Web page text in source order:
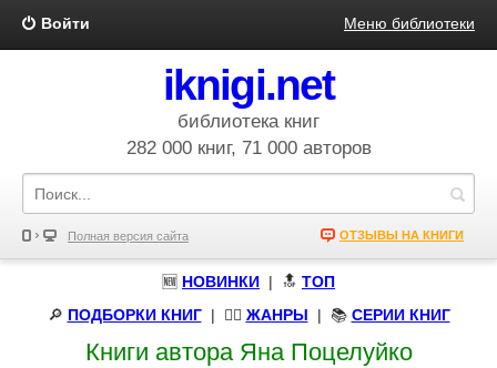
Войти Меню библиотеки
iknigi.net
библиотека книг
282 000 книг, 71 000 авторов
Полная версия сайта ОТЗЫВЫ НА КНИГИ
🆕 НОВИНКИ | 🔝 ТОП
🔎 ПОДБОРКИ КНИГ| 🧝‍♀️ ЖАНРЫ | 📚 СЕРИИ КНИГ
Книги автора Яна Поцелуйко